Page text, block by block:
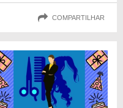
COMPARTILHAR